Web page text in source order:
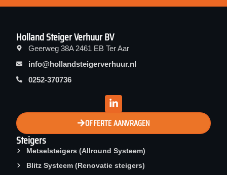
Holland Steiger Verhuur BV
Geerweg 38A 2461 EB Ter Aar
info@hollandsteigerverhuur.nl
0252-370736
Steigers
Metselsteigers (Allround Systeem)
Blitz Systeem (Renovatie steigers)
OFFERTE AANVRAGEN